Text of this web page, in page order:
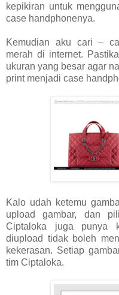
kepikiran untuk
case handphonenya.
Kemudian aku cari –
merah di internet.
ukuran yang besar agar
print menjadi case
Kalo udah ketemu
upload gambar, dan
Ciptaloka juga punya
diupload tidak boleh
kekerasan. Setiap
tim Ciptaloka.